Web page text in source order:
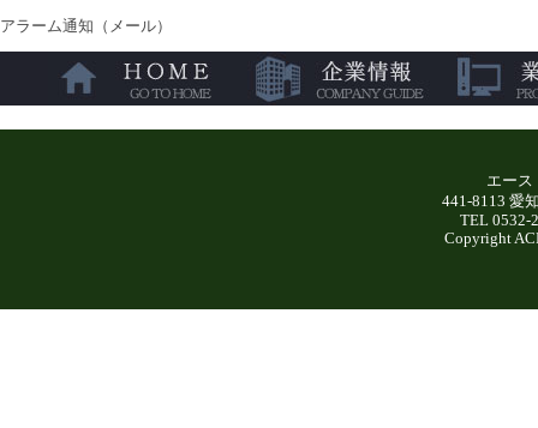
アラーム通知（メール）
エース
441-8113 愛
TEL 0532-
Copyright